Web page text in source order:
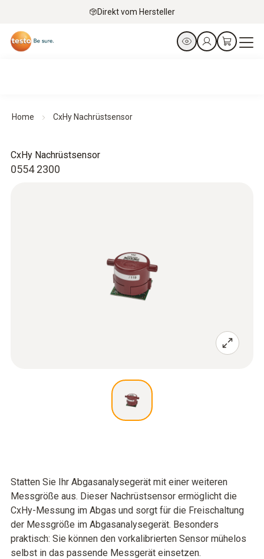
Direkt vom Hersteller
Home CxHy Nachrüstsensor
0554 2300
CxHy Nachrüstsensor
Statten Sie Ihr Abgasanalysegerät mit einer weiteren
Messgröße aus. Dieser Nachrüstsensor ermöglicht die
CxHy-Messung im Abgas und sorgt für die Freischaltung
der Messgröße im Abgasanalysegerät. Besonders
praktisch: Sie können den vorkalibrierten Sensor mühelos
selbst in das passende Messgerät einsetzen.